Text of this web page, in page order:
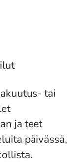
tai
ja teet
päivässä,